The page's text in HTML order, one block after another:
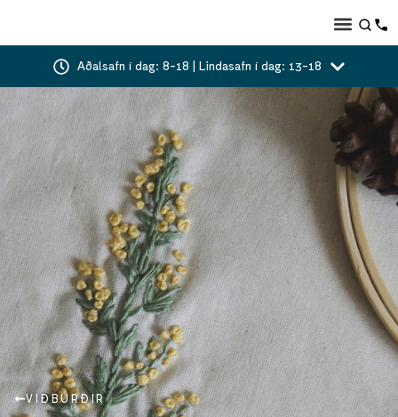
Aðalsafn í dag: 8-18 | Lindasafn í dag: 13-18
VIÐBURÐIR